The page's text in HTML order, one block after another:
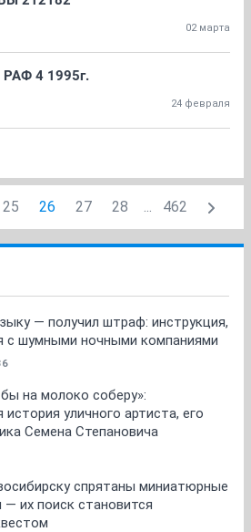
02 марта
РАФ 4 1995г.
24 февраля
25 26 27 28 ... 462
— получил штраф: инструкция,
с шумными ночными компаниями
на молоко соберу»:
история уличного артиста, его
Семена Степановича
спрятаны миниатюрные
их поиск становится